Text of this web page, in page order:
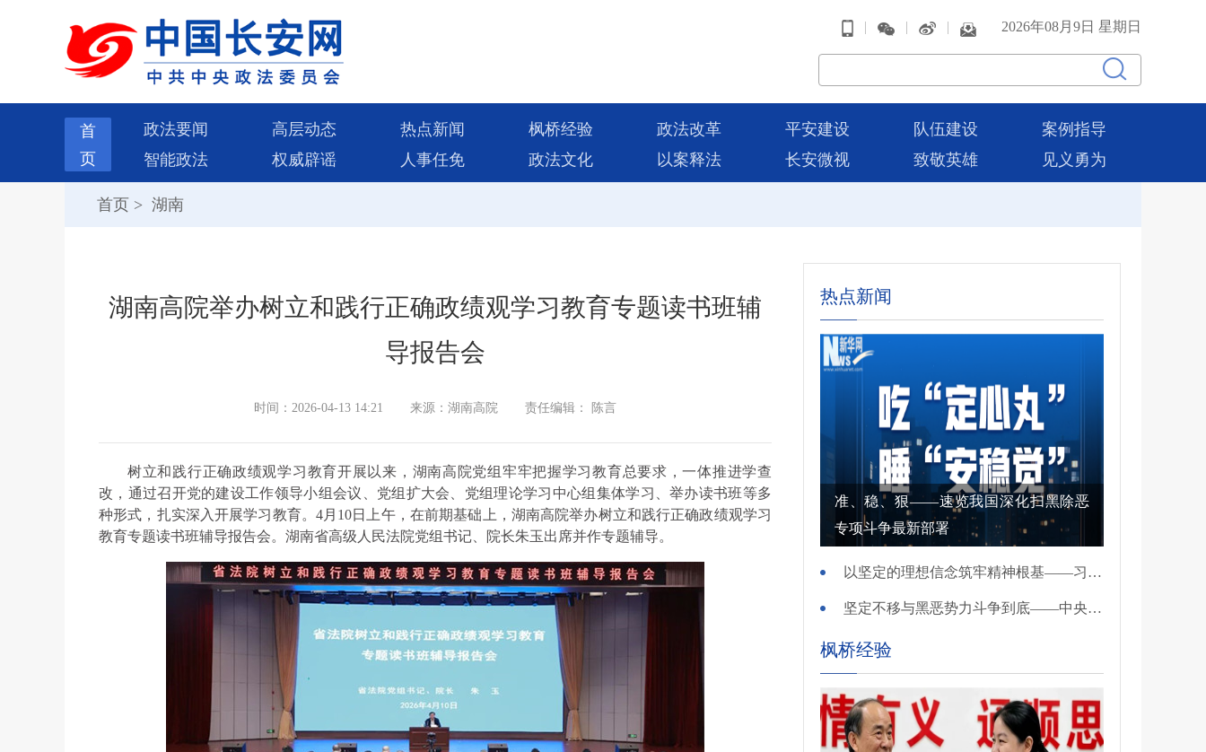
| | | 2026年08月9日 星期日
首
页
政法要闻 高层动态 热点新闻 枫桥经验 政法改革 平安建设 队伍建设
案例指导
智能政法
权威辟谣 人事任免 政法文化 以案释法 长安微视 致敬英雄 见义勇为
首页 > 湖南
湖南高院举办树立和践行正确政绩观学习教育专题读书班辅
导报告会
时间：2026-04-13 14:21 来源：湖南高院 责任编辑： 陈言
树立和践行正确政绩观学习教育开展以来，湖南高院党组牢牢把握学习教育总要求，一体推进学查
改，通过召开党的建设工作领导小组会议、党组扩大会、党组理论学习中心组集体学习、举办读书班等多
种形式，扎实深入开展学习教育。4月10日上午，在前期基础上，湖南高院举办树立和践行正确政绩观学习
教育专题读书班辅导报告会。湖南省高级人民法院党组书记、院长朱玉出席并作专题辅导。
热点新闻
准、稳、狠——速览我国深化扫黑除恶
专项斗争最新部署
以坚定的理想信念筑牢精神根基——习近平党建思想理论品格系列述评之一
坚定不移与黑恶势力斗争到底——中央政法委负责同志就开展深化扫黑除恶专项斗争有关问题答记者问
枫桥经验